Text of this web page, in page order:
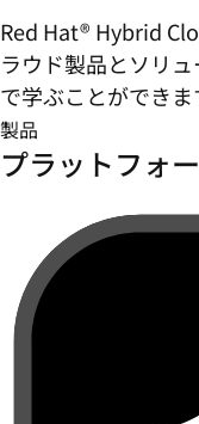
Red Hat® Hybrid
ラウド製品とソリ
で学ぶことができま
製品
プラットフォ